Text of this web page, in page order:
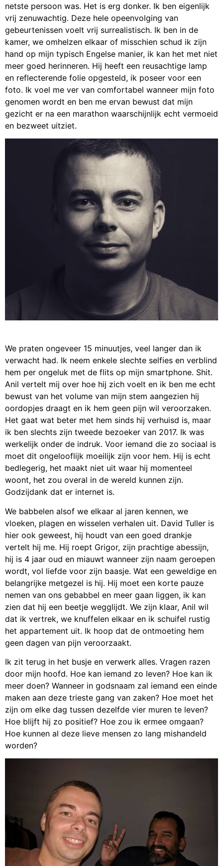
netste persoon was. Het is erg donker. Ik ben eigenlijk
vrij zenuwachtig. Deze hele opeenvolging van
gebeurtenissen voelt vrij surrealistisch. Ik ben in de
kamer, we omhelzen elkaar of misschien schud ik zijn
hand op mijn typisch Engelse manier, ik kan het met niet
meer goed herinneren. Hij heeft een reusachtige lamp
en reflecterende folie opgesteld, ik poseer voor een
foto. Ik voel me ver van comfortabel wanneer mijn foto
genomen wordt en ben me ervan bewust dat mijn
gezicht er na een marathon waarschijnlijk echt vermoeid
en bezweet uitziet.
We praten ongeveer 15 minuutjes, veel langer dan ik
verwacht had. Ik neem enkele slechte selfies en verblind
hem per ongeluk met de flits op mijn smartphone. Shit.
Anil vertelt mij over hoe hij zich voelt en ik ben me echt
bewust van het volume van mijn stem aangezien hij
oordopjes draagt en ik hem geen pijn wil veroorzaken.
Het gaat wat beter met hem sinds hij verhuisd is, maar
ik ben slechts zijn tweede bezoeker van 2017. Ik was
werkelijk onder de indruk. Voor iemand die zo sociaal is
moet dit ongelooflijk moeilijk zijn voor hem. Hij is echt
bedlegerig, het maakt niet uit waar hij momenteel
woont, het zou overal in de wereld kunnen zijn.
Godzijdank dat er internet is.
We babbelen alsof we elkaar al jaren kennen, we
vloeken, plagen en wisselen verhalen uit. David Tuller is
hier ook geweest, hij houdt van een goed drankje
vertelt hij me. Hij roept Grigor, zijn prachtige abessijn,
hij is 4 jaar oud en miauwt wanneer zijn naam geroepen
wordt, vol liefde voor zijn baasje. Wat een geweldige en
belangrijke metgezel is hij. Hij moet een korte pauze
nemen van ons gebabbel en meer gaan liggen, ik kan
zien dat hij een beetje wegglijdt. We zijn klaar, Anil wil
dat ik vertrek, we knuffelen elkaar en ik schuifel rustig
het appartement uit. Ik hoop dat de ontmoeting hem
geen dagen van pijn veroorzaakt.
Ik zit terug in het busje en verwerk alles. Vragen razen
door mijn hoofd. Hoe kan iemand zo leven? Hoe kan ik
meer doen? Wanneer in godsnaam zal iemand een einde
maken aan deze trieste gang van zaken? Hoe moet het
zijn om elke dag tussen dezelfde vier muren te leven?
Hoe blijft hij zo positief? Hoe zou ik ermee omgaan?
Hoe kunnen al deze lieve mensen zo lang mishandeld
worden?